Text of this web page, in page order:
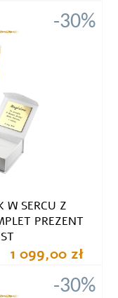
-30%
W SERCU Z
PREZENT
1 099,00 zł
-30%